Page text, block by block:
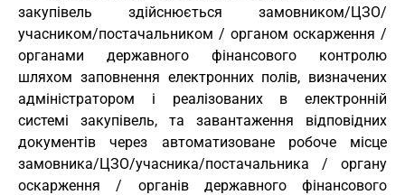
закупівель здійснюється замовником/ЦЗО/
учасником/постачальником / органом оскарження /
органами державного фінансового контролю
шляхом заповнення електронних полів, визначених
адміністратором і реалізованих в електронній
системі закупівель, та завантаження відповідних
документів через автоматизоване робоче місце
замовника/ЦЗО/учасника/постачальника / органу
оскарження / органів державного фінансового